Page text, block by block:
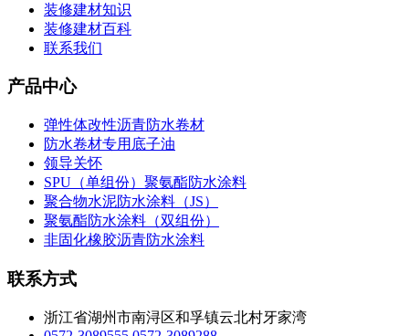
装修建材知识
装修建材百科
联系我们
产品中心
弹性体改性沥青防水卷材
防水卷材专用底子油
领导关怀
SPU（单组份）聚氨酯防水涂料
聚合物水泥防水涂料（JS）
聚氨酯防水涂料（双组份）
非固化橡胶沥青防水涂料
联系方式
浙江省湖州市南浔区和孚镇云北村牙家湾